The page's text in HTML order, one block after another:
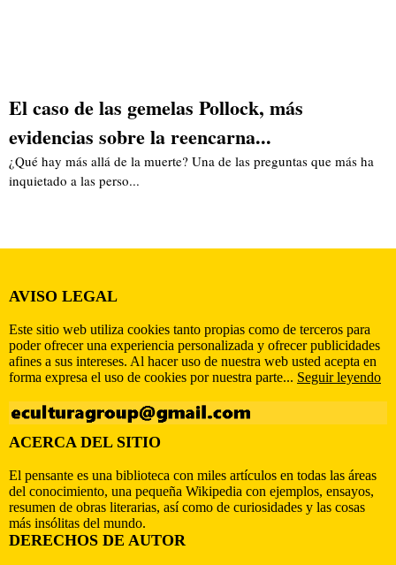
El caso de las gemelas Pollock, más
evidencias sobre la reencarna...
¿Qué hay más allá de la muerte? Una de las preguntas que más ha
inquietado a las perso...
AVISO LEGAL
Este sitio web utiliza cookies tanto propias como de terceros para
poder ofrecer una experiencia personalizada y ofrecer publicidades
afines a sus intereses. Al hacer uso de nuestra web usted acepta en
forma expresa el uso de cookies por nuestra parte... Seguir leyendo
ACERCA DEL SITIO
El pensante es una biblioteca con miles artículos en todas las áreas
del conocimiento, una pequeña Wikipedia con ejemplos, ensayos,
resumen de obras literarias, así como de curiosidades y las cosas
más insólitas del mundo.
DERECHOS DE AUTOR